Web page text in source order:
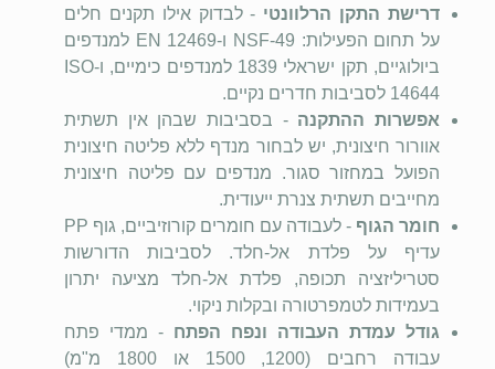
דרישת התקן הרלוונטי - לבדוק אילו תקנים חלים
על תחום הפעילות: NSF-49 ו-EN 12469 למנדפים
ביולוגיים, תקן ישראלי 1839 למנדפים כימיים, ו-
ISO
14644 לסביבות חדרים נקיים.
אפשרות ההתקנה - בסביבות שבהן אין תשתית
אוורור חיצונית, יש לבחור מנדף ללא פליטה חיצונית
הפועל במחזור סגור. מנדפים עם פליטה חיצונית
מחייבים תשתית צנרת ייעודית.
חומר הגוף - לעבודה עם חומרים קורוזיביים, גוף PP
עדיף על פלדת אל-חלד. לסביבות הדורשות
סטריליזציה תכופה, פלדת אל-חלד מציעה יתרון
בעמידות לטמפרטורה ובקלות ניקוי.
גודל עמדת העבודה ונפח הפתח - ממדי פתח
עבודה רחבים (1200, 1500 או 1800 מ"מ)